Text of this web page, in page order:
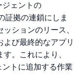
ジェントの
証拠の連鎖にしま
ションのリース、
び最終的なアプリ
。これにより、
トに追加する作業